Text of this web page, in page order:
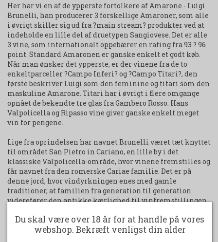
Her har vi en af de ypperste fortolkere af Amarone - Luigi
Brunelli, han producerer 3 forskellige Amaroner, som alle
i øvrigt skiller sig ud fra ?main stream? produkter ved at
indeholde en lille del af druetypen Sangiovese. Det er alle
3 vine, som internationalt oppebærer en rating fra 93 ? 96
point. Standard Amaronen er ganske enkelt et godt køb.
Når man ønsker det ypperste, er der vinene fra de to
enkeltparceller ?Campo Inferi? og ?Campo Titari?, den
første beskriver Luigi som den feminine og titari som den
maskuline Amarone. Titari har i øvrigt i flere omgange
opnået de bekendte tre glas fra Gambero Rosso. Hans
Valpolicella og Ripasso vine giver ganske enkelt meget
vin for pengene.
Lige fra oprindelsen har navnet Brunelli været tæt knyttet
til området San Pietro in Cariano, en lille by i det
klassiske Valpolicella-område, hvor vinene fremstilles og
får navnet fra den romerske Cariae familie. Det er på
denne jord, hvor vindyrkningen enes med gamle
traditioner, at familien fra generation til generation
viderefører den antikke kærlighed til vinfremstillingen,
Firmaet er nu ledet af den sagkyndige ønolog Luigi
Du skal være over 18 år for at handle på vores
webshop. Bekræft venligst din alder